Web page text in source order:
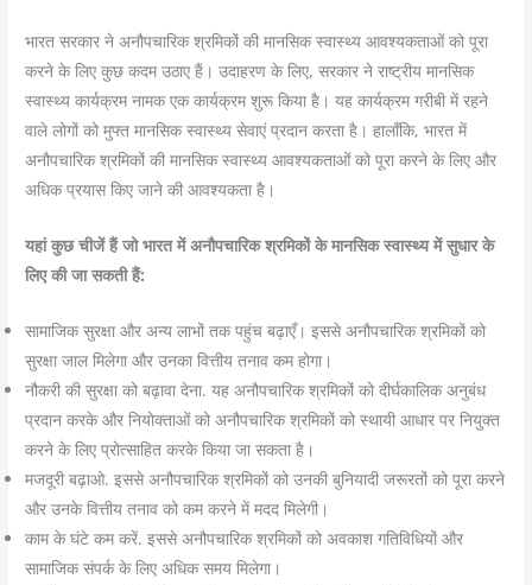
भारत सरकार ने अनौपचारिक श्रमिकों की मानसिक स्वास्थ्य आवश्यकताओं को पूरा
करने के लिए कुछ कदम उठाए हैं। उदाहरण के लिए, सरकार ने राष्ट्रीय मानसिक
स्वास्थ्य कार्यक्रम नामक एक कार्यक्रम शुरू किया है। यह कार्यक्रम गरीबी में रहने
वाले लोगों को मुफ्त मानसिक स्वास्थ्य सेवाएं प्रदान करता है। हालाँकि, भारत में
अनौपचारिक श्रमिकों की मानसिक स्वास्थ्य आवश्यकताओं को पूरा करने के लिए और
अधिक प्रयास किए जाने की आवश्यकता है।
यहां कुछ चीजें हैं जो भारत में अनौपचारिक श्रमिकों के मानसिक स्वास्थ्य में सुधार के
लिए की जा सकती हैं:
सामाजिक सुरक्षा और अन्य लाभों तक पहुंच बढ़ाएँ। इससे अनौपचारिक श्रमिकों को
सुरक्षा जाल मिलेगा और उनका वित्तीय तनाव कम होगा।
नौकरी की सुरक्षा को बढ़ावा देना. यह अनौपचारिक श्रमिकों को दीर्घकालिक अनुबंध
प्रदान करके और नियोक्ताओं को अनौपचारिक श्रमिकों को स्थायी आधार पर नियुक्त
करने के लिए प्रोत्साहित करके किया जा सकता है।
मजदूरी बढ़ाओ. इससे अनौपचारिक श्रमिकों को उनकी बुनियादी जरूरतों को पूरा करने
और उनके वित्तीय तनाव को कम करने में मदद मिलेगी।
काम के घंटे कम करें. इससे अनौपचारिक श्रमिकों को अवकाश गतिविधियों और
सामाजिक संपर्क के लिए अधिक समय मिलेगा।